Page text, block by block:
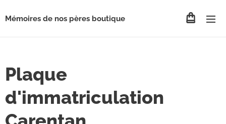
Mémoires de nos pères boutique
Plaque
d'immatriculation